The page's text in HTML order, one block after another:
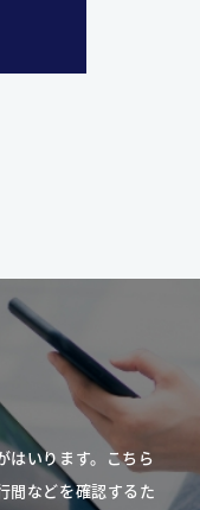
はいります。こちら
間などを確認するた